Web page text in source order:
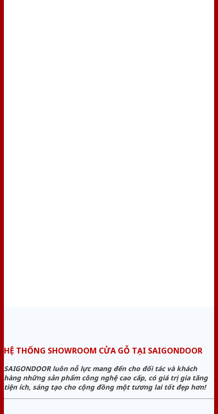
HỆ THỐNG SHOWROOM CỬA GỖ TẠI SAIGONDOOR
SAIGONDOOR luôn nỗ lực mang đến cho đối tác và khách
hàng những sản phẩm công nghệ cao cấp, có giá trị gia tăng
tiện ích, sáng tạo cho cộng đồng một tương lai tốt đẹp hơn!